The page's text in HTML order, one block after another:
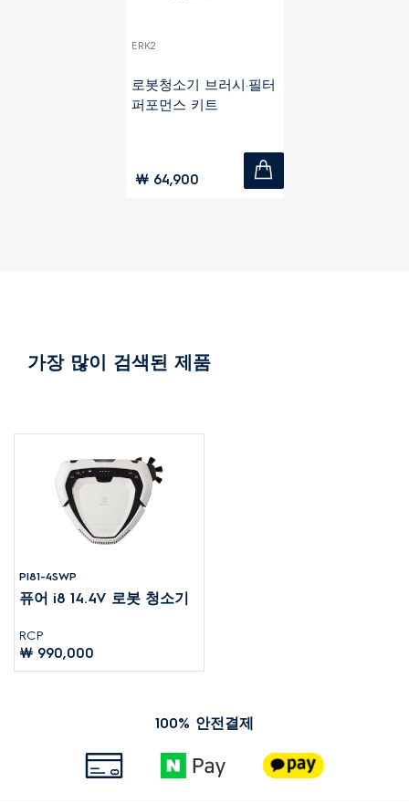
ERK2
로봇청소기 브러시·필터
퍼포먼스 키트
￦ 64,900
가장 많이 검색된 제품
PI81-4SWP
퓨어 i8 14.4V 로봇 청소기
RCP
￦ 990,000
100% 안전결제